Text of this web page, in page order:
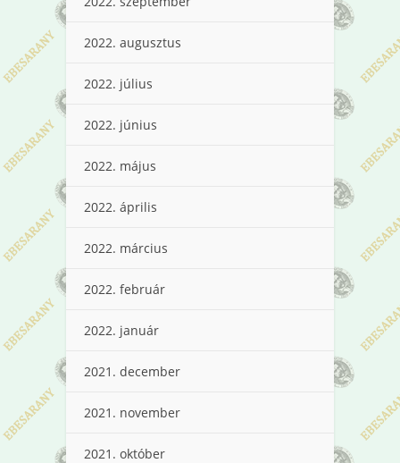
2022. augusztus
2022. július
2022. június
2022. május
2022. április
2022. március
2022. február
2022. január
2021. december
2021. november
2021. október